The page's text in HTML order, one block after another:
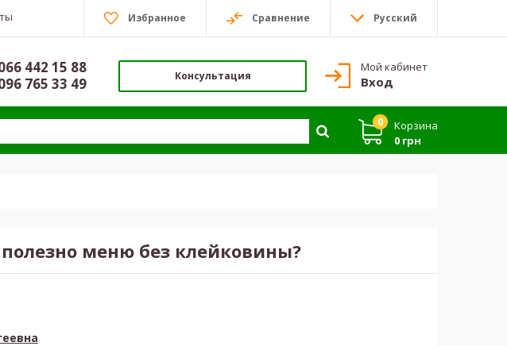
Избранное Сравнение Русский
Мой кабинет
Вход
442 15 88
765 33 49
Консультация
0
Корзина
0 грн
меню без клейковины?